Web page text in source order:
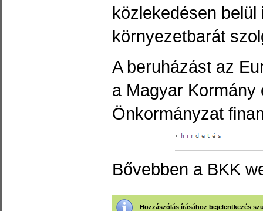
közlekedésen
környezetbarát
A beruházást az
a Magyar Kormány
Önkormányzat
Bővebben a BKK
Hozzászólás írásához bejelentkezés